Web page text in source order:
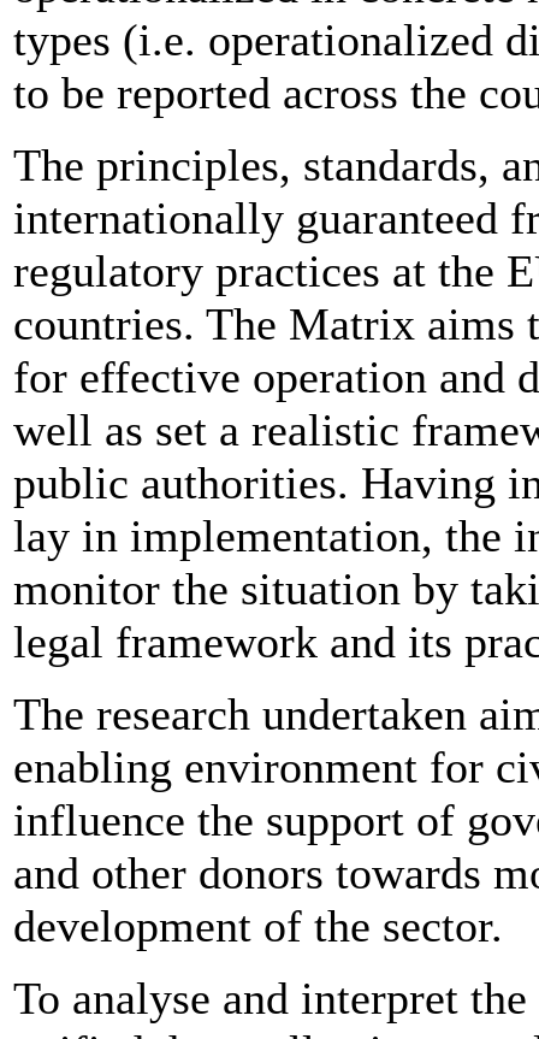
types (i.e. operationalized
to be reported across the
The principles, standards,
internationally guaranteed
regulatory practices at the
countries. The Matrix aims
for effective operation and
well as set a realistic
public authorities. Having
lay in implementation, the
monitor the situation by
legal framework and its
The research undertaken
enabling environment for
influence the support of
and other donors towards
development of the sector.
To analyse and interpret